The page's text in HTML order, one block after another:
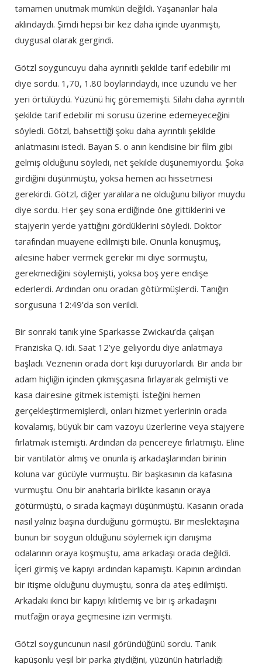
tamamen unutmak mümkün değildi. Yaşananlar hala
aklındaydı. Şimdi hepsi bir kez daha içinde uyanmıştı,
duygusal olarak gergindi.
Götzl soyguncuyu daha ayrınıtlı şekilde tarif edebilir mi
diye sordu. 1,70, 1.80 boylarındaydı, ince uzundu ve her
yeri örtülüydü. Yüzünü hiç görememişti. Silahı daha ayrıntılı
şekilde tarif edebilir mi sorusu üzerine edemeyeceğini
söyledi. Götzl, bahsettiği şoku daha ayrıntılı şekilde
anlatmasını istedi. Bayan S. o anın kendisine bir film gibi
gelmiş olduğunu söyledi, net şekilde düşünemiyordu. Şoka
girdiğini düşünmüştü, yoksa hemen acı hissetmesi
gerekirdi. Götzl, diğer yaralılara ne olduğunu biliyor muydu
diye sordu. Her şey sona erdiğinde öne gittiklerini ve
stajyerin yerde yattığını gördüklerini söyledi. Doktor
tarafından muayene edilmişti bile. Onunla konuşmuş,
ailesine haber vermek gerekir mi diye sormuştu,
gerekmediğini söylemişti, yoksa boş yere endişe
ederlerdi. Ardından onu oradan götürmüşlerdi. Tanığın
sorgusuna 12:49’da son verildi.
Bir sonraki tanık yine Sparkasse Zwickau’da çalışan
Franziska Q. idi. Saat 12’ye geliyordu diye anlatmaya
başladı. Veznenin orada dört kişi duruyorlardı. Bir anda bir
adam hiçliğin içinden çıkmışçasına fırlayarak gelmişti ve
kasa dairesine gitmek istemişti. İsteğini hemen
gerçekleştirmemişlerdi, onları hizmet yerlerinin orada
kovalamış, büyük bir cam vazoyu üzerlerine veya stajyere
fırlatmak istemişti. Ardından da pencereye fırlatmıştı. Eline
bir vantilatör almış ve onunla iş arkadaşlarından birinin
koluna var gücüyle vurmuştu. Bir başkasının da kafasına
vurmuştu. Onu bir anahtarla birlikte kasanın oraya
götürmüştü, o sırada kaçmayı düşünmüştü. Kasanın orada
nasıl yalnız başına durduğunu görmüştü. Bir meslektaşına
bunun bir soygun olduğunu söylemek için danışma
odalarının oraya koşmuştu, ama arkadaşı orada değildi.
İçeri girmiş ve kapıyı ardından kapamıştı. Kapının ardından
bir itişme olduğunu duymuştu, sonra da ateş edilmişti.
Arkadaki ikinci bir kapıyı kilitlemiş ve bir iş arkadaşını
mutfağın oraya geçmesine izin vermişti.
Götzl soyguncunun nasıl göründüğünü sordu. Tanık
kapüşonlu yeşil bir parka giydiğini, yüzünün hatırladığı